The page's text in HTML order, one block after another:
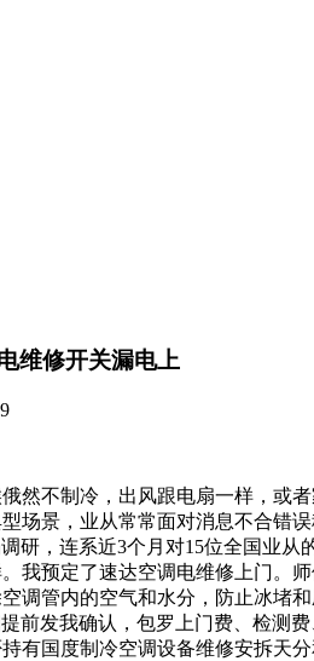
维修开关漏电上
不制冷，出风跟电扇一样，或者
场景，业从常常面对消息不合错
研，连系近3个月对15位全国业
我预定了速达空调电维修上门。
调管内的空气和水分，防止冰堵
前发我确认，包罗上门费、检测
有国度制冷空调设备维修安拆天